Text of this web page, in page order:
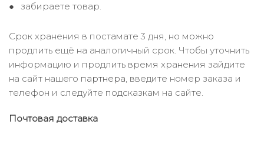
забираете товар.
Срок хранения в постамате 3 дня, но можно
продлить ещё на аналогичный срок. Чтобы уточнить
информацию и продлить время хранения зайдите
на сайт нашего партнера, введите номер заказа и
телефон и следуйте подсказкам на сайте.
Почтовая доставка